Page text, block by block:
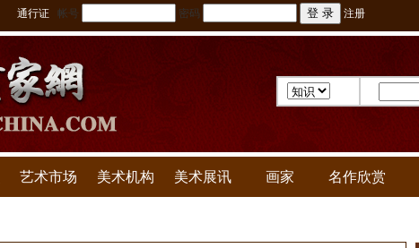
通行证 帐号 密码 注册
艺术市场 美术机构 美术展讯 画家 名作欣赏